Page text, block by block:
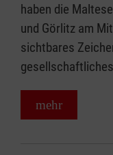
haben die
und Görlitz am
sichtbares
mehr